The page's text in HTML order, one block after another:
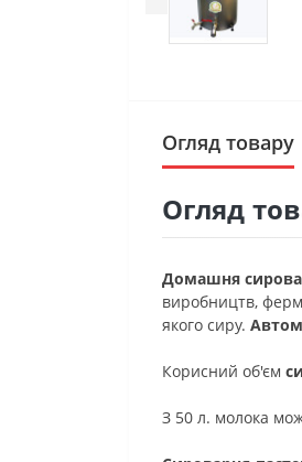
Огляд товару
Огляд
Домашня
виробництв, ферм
якого сиру.
Корисний об'єм
З 50 л. молока